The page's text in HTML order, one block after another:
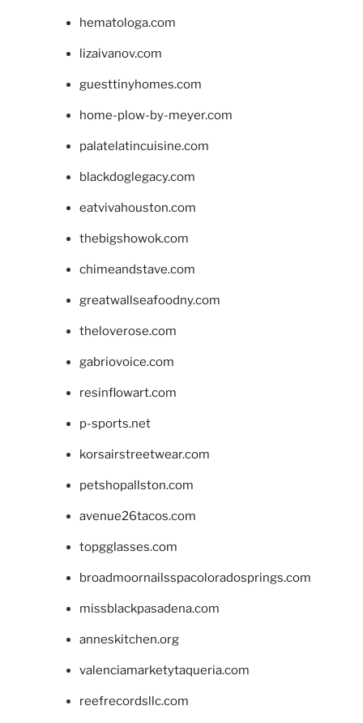
hematologa.com
lizaivanov.com
guesttinyhomes.com
home-plow-by-meyer.com
palatelatincuisine.com
blackdoglegacy.com
eatvivahouston.com
thebigshowok.com
chimeandstave.com
greatwallseafoodny.com
theloverose.com
gabriovoice.com
resinflowart.com
p-sports.net
korsairstreetwear.com
petshopallston.com
avenue26tacos.com
topgglasses.com
broadmoornailsspacoloradosprings.com
missblackpasadena.com
anneskitchen.org
valenciamarketytaqueria.com
reefrecordsllc.com